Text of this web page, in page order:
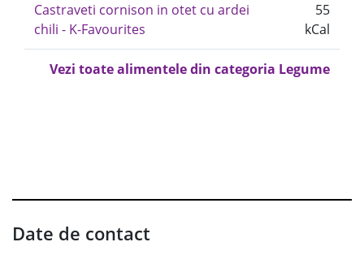
Castraveti cornison in otet cu ardei
chili - K-Favourites
55
kCal
Vezi toate alimentele din categoria Legume
Date de contact